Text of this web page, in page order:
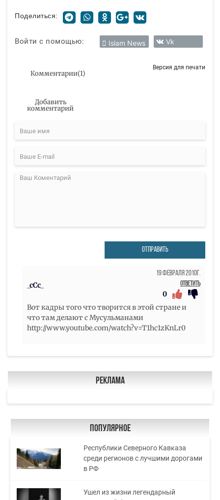
Поделиться:
Войти с помощью: Islam News Vk
Комментарии(1)
Версия для печати
Добавить
комментарий
ОТПРАВИТЬ
_cCc_
19 Февраля 2010г.
Ответить
0
Вот кадры того что творится в этой стране и
что там делают с Мусульманами
http://www.youtube.com/watch?v=T1hc1zKnLr0
Реклама
Популярное
Республики Северного Кавказа
среди регионов с лучшими дорогами
в РФ
Ушел из жизни легендарный